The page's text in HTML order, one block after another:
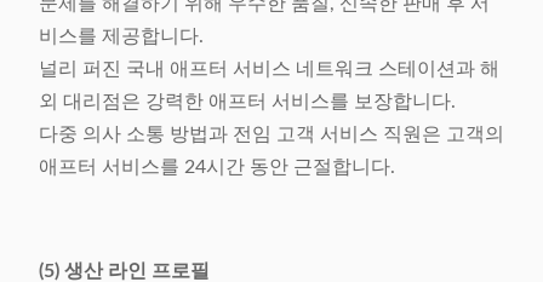
비스를 제공합니다.
널리 퍼진 국내 애프터 서비스 네트워크 스테이션과 해
외 대리점은 강력한 애프터 서비스를 보장합니다.
다중 의사 소통 방법과 전임 고객 서비스 직원은 고객의
애프터 서비스를 24시간 동안 근절합니다.
(5) 생산 라인 프로필